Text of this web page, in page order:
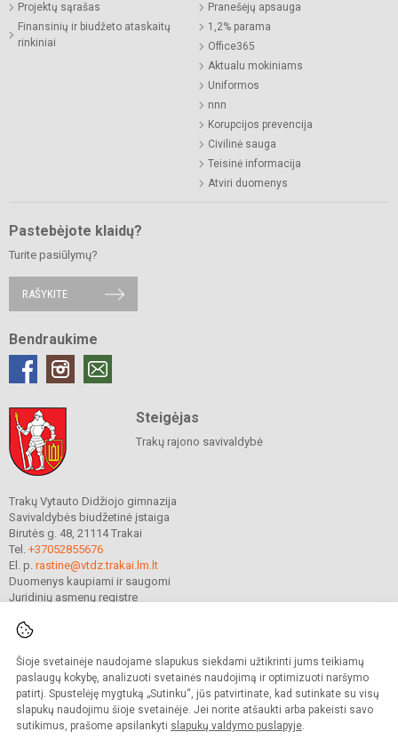
Šioje svetainėje naudojame slapukus siekdami užtikrinti jums teikiamų
paslaugų kokybę, analizuoti svetainės naudojimą ir optimizuoti naršymo
patirtį. Spustelėję mygtuką „Sutinku“, jūs patvirtinate, kad sutinkate su visų
slapukų naudojimu šioje svetainėje. Jei norite atšaukti arba pakeisti savo
sutikimus, prašome apsilankyti slapukų valdymo puslapyje.
Projektų sąrašas
Finansinių ir biudžeto ataskaitų
rinkiniai
Pranešėjų apsauga
1,2% parama
Office365
Aktualu mokiniams
Uniformos
nnn
Korupcijos prevencija
Civilinė sauga
Teisinė informacija
Atviri duomenys
Pastebėjote klaidų?
Turite pasiūlymų?
RAŠYKITE
Bendraukime
Steigėjas
Trakų rajono savivaldybė
Trakų Vytauto Didžiojo gimnazija
Savivaldybės biudžetinė įstaiga
Birutės g. 48, 21114 Trakai
Tel. +37052855676
El. p. rastine@vtdz.trakai.lm.lt
Duomenys kaupiami ir saugomi
Juridinių asmenų registre
© 2021. Trakų Vytauto Didžiojo gimnazija. Visos teisės saugomos.
Kopijuoti turinį be raštiško gimnazijos sutikimo griežtai draudžiama.
Prieinamumo paraiška Slapukų valdymas